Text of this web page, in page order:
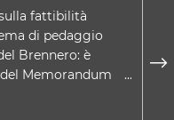
fattibilità
di pedaggio
Brennero: è
Memorandum